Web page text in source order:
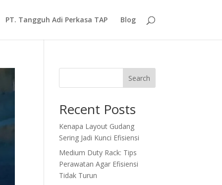
PT. Tangguh Adi Perkasa TAP Blog
Search
Recent Posts
Kenapa Layout Gudang
Sering Jadi Kunci Efisiensi
Medium Duty Rack: Tips
Perawatan Agar Efisiensi
Tidak Turun